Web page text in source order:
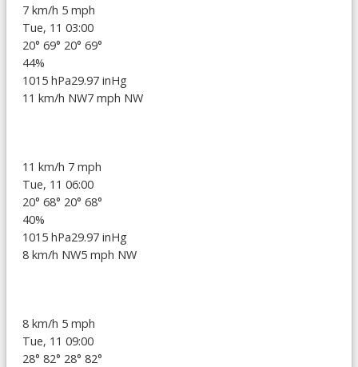
7 km/h 5 mph
Tue, 11 03:00
20° 69° 20° 69°
44%
1015 hPa29.97 inHg
11 km/h NW7 mph NW
11 km/h 7 mph
Tue, 11 06:00
20° 68° 20° 68°
40%
1015 hPa29.97 inHg
8 km/h NW5 mph NW
8 km/h 5 mph
Tue, 11 09:00
28° 82° 28° 82°